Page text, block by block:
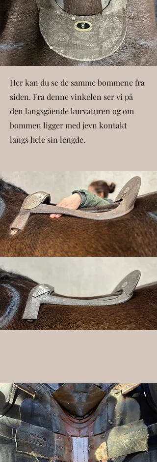
Her kan du se de samme bommene fra
siden. Fra denne vinkelen ser vi på
den langsgående kurvaturen og om
bommen ligger med jevn kontakt
langs hele sin lengde.